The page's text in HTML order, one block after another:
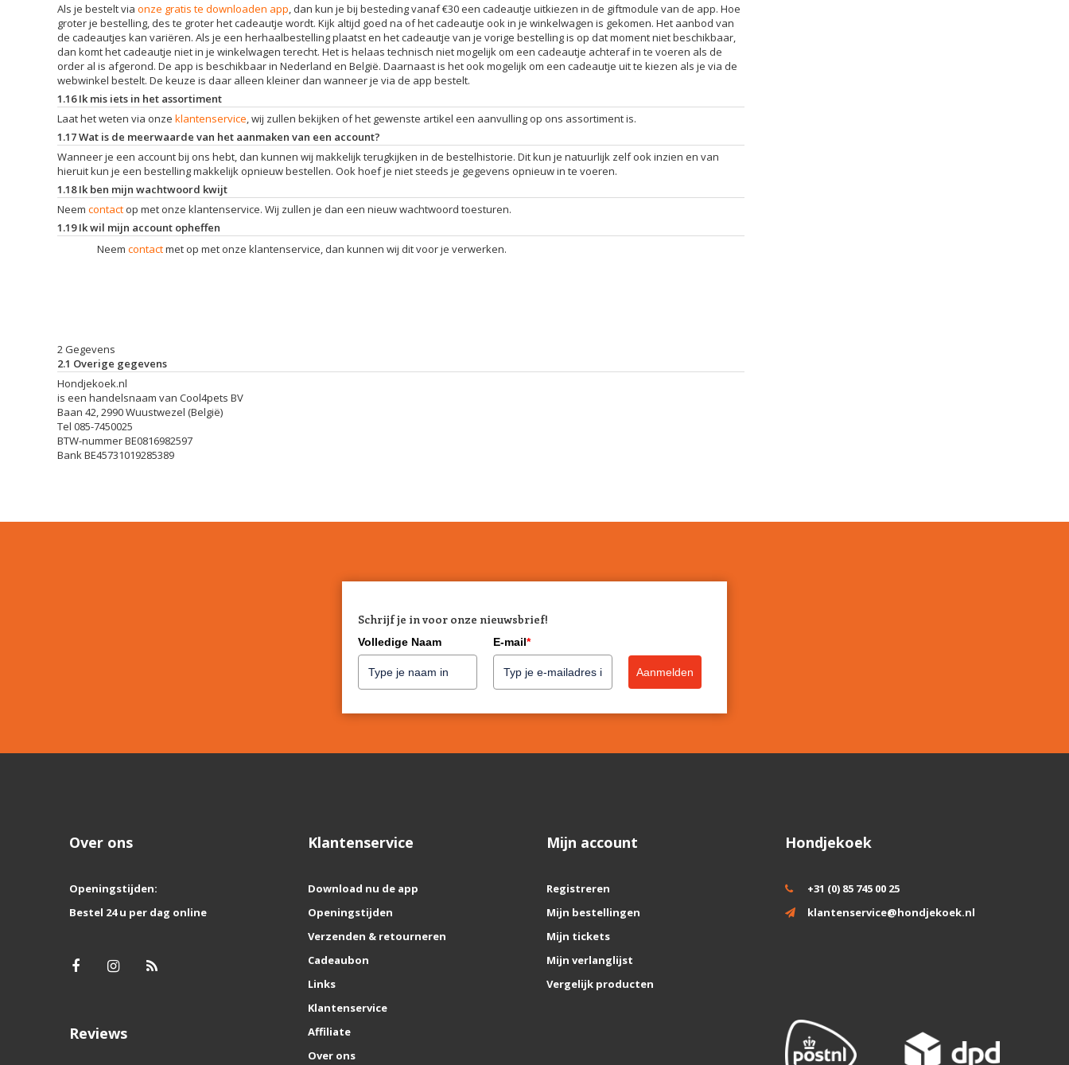
Als je bestelt via onze gratis te downloaden app, dan kun je bij besteding vanaf €30 een cadeautje uitkiezen in de giftmodule van de app. Hoe
groter je bestelling, des te groter het cadeautje wordt. Kijk altijd goed na of het cadeautje ook in je winkelwagen is gekomen. Het aanbod van
de cadeautjes kan variëren. Als je een herhaalbestelling plaatst en het cadeautje van je vorige bestelling is op dat moment niet beschikbaar,
dan komt het cadeautje niet in je winkelwagen terecht. Het is helaas technisch niet mogelijk om een cadeautje achteraf in te voeren als de
order al is afgerond. De app is beschikbaar in Nederland en België. Daarnaast is het ook mogelijk om een cadeautje uit te kiezen als je via de
webwinkel bestelt. De keuze is daar alleen kleiner dan wanneer je via de app bestelt.
1.16 Ik mis iets in het assortiment
Laat het weten via onze klantenservice, wij zullen bekijken of het gewenste artikel een aanvulling op ons assortiment is.
1.17 Wat is de meerwaarde van het aanmaken van een account?
Wanneer je een account bij ons hebt, dan kunnen wij makkelijk terugkijken in de bestelhistorie. Dit kun je natuurlijk zelf ook inzien en van
hieruit kun je een bestelling makkelijk opnieuw bestellen. Ook hoef je niet steeds je gegevens opnieuw in te voeren.
1.18 Ik ben mijn wachtwoord kwijt
Neem contact op met onze klantenservice. Wij zullen je dan een nieuw wachtwoord toesturen.
1.19 Ik wil mijn account opheffen
Neem contactmet op met onze klantenservice, dan kunnen wij dit voor je verwerken.
2 Gegevens
2.1 Overige gegevens
Hondjekoek.nl
is een handelsnaam van Cool4pets BV
Baan 42, 2990 Wuustwezel (België)
Tel 085-7450025
BTW-nummerBE0816982597
Bank BE45731019285389
Schrijf je in voor onze nieuwsbrief!
Volledige Naam E-mail*
Aanmelden
Over ons
Openingstijden:
Bestel 24 u per dag online
Reviews
Klantenservice
Download nu de app
Openingstijden
Verzenden & retourneren
Cadeaubon
Links
Klantenservice
Affiliate
Over ons
Mijn account
Registreren
Mijn bestellingen
Mijn tickets
Mijn verlanglijst
Vergelijk producten
Hondjekoek
+31 (0) 85 745 00 25
klantenservice@hondjekoek.nl